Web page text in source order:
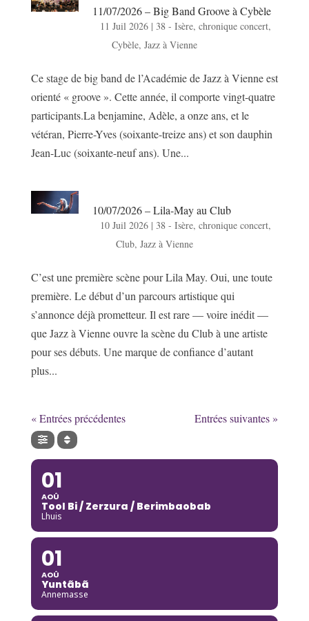
11/07/2026 – Big Band Groove à Cybèle
11 Juil 2026| 38 - Isère, chronique concert,
Cybèle, Jazz à Vienne
Ce stage de big band de l’Académie de Jazz à Vienne est
orienté « groove ». Cette année, il comporte vingt-quatre
participants.La benjamine, Adèle, a onze ans, et le
vétéran, Pierre-Yves (soixante-treize ans) et son dauphin
Jean-Luc (soixante-neuf ans). Une...
10/07/2026 – Lila-May au Club
10 Juil 2026| 38 - Isère, chronique concert,
Club, Jazz à Vienne
C’est une première scène pour Lila May. Oui, une toute
première. Le début d’un parcours artistique qui
s’annonce déjà prometteur. Il est rare — voire inédit —
que Jazz à Vienne ouvre la scène du Club à une artiste
pour ses débuts. Une marque de confiance d’autant
plus...
« Entrées précédentes Entrées suivantes »
01
AOÛ
Tool Bi / Zerzura / Berimbaobab
Lhuis
01
AOÛ
Yuntãbã
Annemasse